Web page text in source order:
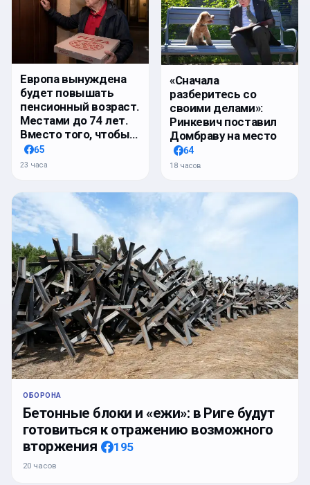
Европа вынуждена
будет повышать
пенсионный возраст.
Местами до 74 лет.
Вместо того, чтобы…
65
23 часа
«Сначала
разберитесь со
своими делами»:
Ринкевич поставил
Домбраву на место
64
18 часов
ОБОРОНА
Бетонные блоки и «ежи»: в Риге будут
готовиться к отражению возможного
вторжения
195
20 часов